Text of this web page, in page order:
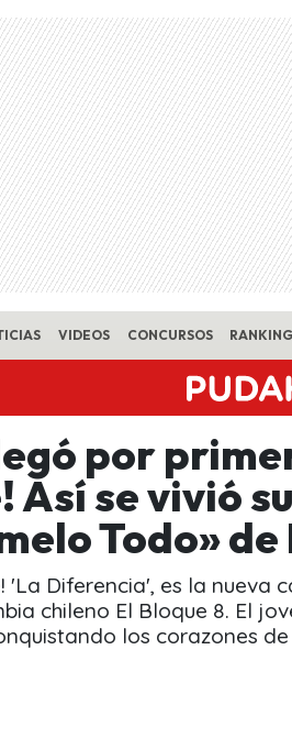
VIDEOS CONCURSOS RANKING
por
Así se vivió
Todo» de
'La Diferencia', es la nueva
chileno El Bloque 8. El
los corazones